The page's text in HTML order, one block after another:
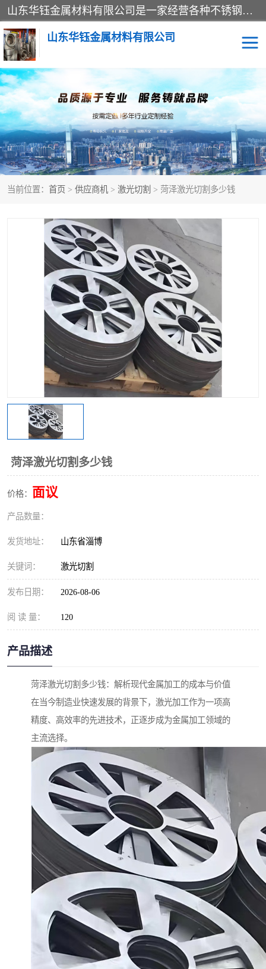
山东华钰金属材料有限公司是一家经营各种不锈钢管材、板材、圆钢、法兰、封头、型材等产品的公司；主营产品有：不锈钢管，激光切割，管件标准件，不锈钢圆钢，不锈钢人孔，不锈钢亮管，不锈钢角钢，不锈钢加工，不锈钢管子，不锈钢工业方管，不锈钢封头，不锈钢法兰，不锈钢阀门，不锈钢槽钢，不锈钢扁钢，不锈钢板等；可为客户制作各种规格的型材及不锈钢配件、非标准件及各种容器具等，能满足客户的不同采购要求。
山东华钰金属材料有限公司
当前位置： 首页 > 供应商机 > 激光切割 > 菏泽激光切割多少钱
菏泽激光切割多少钱
价格： 面议
产品数量：
发货地址： 山东省淄博
关键词： 激光切割
发布日期： 2026-08-06
阅 读 量： 120
产品描述
菏泽激光切割多少钱：解析现代金属加工的成本与价值
在当今制造业快速发展的背景下，激光加工作为一项高
精度、高效率的先进技术，正逐步成为金属加工领域的
主流选择。
不锈钢管 激光切割
管件标准件 不锈钢圆钢
不锈钢人孔 不锈钢亮管
不锈钢角钢 不锈钢加工
不锈钢板 不锈钢工业方管
不锈钢封头 不锈钢法兰
不锈钢阀门 不锈钢槽钢
不锈钢扁钢